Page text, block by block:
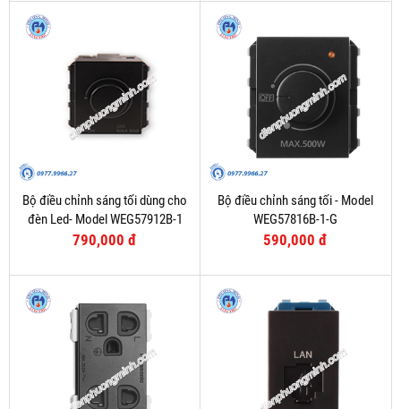
Bộ điều chỉnh sáng tối dùng cho
đèn Led- Model WEG57912B-1
790,000 đ
Bộ điều chỉnh sáng tối - Model
WEG57816B-1-G
590,000 đ